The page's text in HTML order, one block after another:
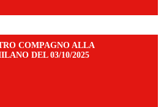
COMPAGNO ALLA
DEL 03/10/2025